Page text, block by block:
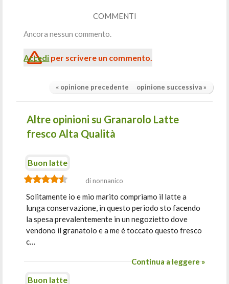
COMMENTI
Ancora nessun commento.
Accedi per scrivere un commento.
« opinione precedente opinione successiva »
Altre opinioni su Granarolo Latte
fresco Alta Qualità
Buon latte
di nonnanico
Solitamente io e mio marito compriamo il latte a
lunga conservazione, in questo periodo sto facendo
la spesa prevalentemente in un negozietto dove
vendono il granatolo e a me è toccato questo fresco
c…
Continua a leggere »
Buon latte